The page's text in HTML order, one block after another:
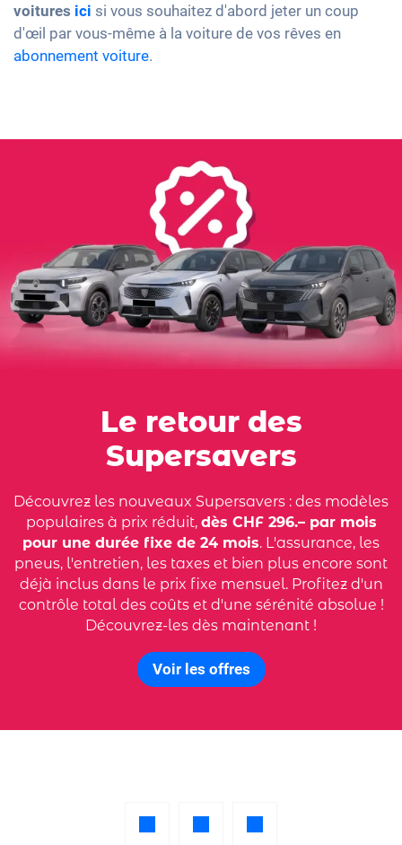
voitures ici si vous souhaitez d'abord jeter un coup
d'œil par vous-même à la voiture de vos rêves en
abonnement voiture.
Le retour des
Supersavers
Découvrez les nouveaux Supersavers : des modèles
populaires à prix réduit, dès CHF 296.– par mois
pour une durée fixe de 24 mois. L'assurance, les
pneus, l'entretien, les taxes et bien plus encore sont
déjà inclus dans le prix fixe mensuel. Profitez d'un
contrôle total des coûts et d'une sérénité absolue !
Découvrez-les dès maintenant !
Voir les offres